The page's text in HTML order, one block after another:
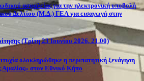
ασφαλείας για την ηλεκτρονική υποβολή
Δελτίου (Μ.Δ.) ΓΕΛ για εισαγωγή στην
(Τρίτη 23 Ιουνίου 2026, 21.00)
ολοκληρώθηκε η περιπατητική ξενάγηση
στον Εθνικό Κήπο